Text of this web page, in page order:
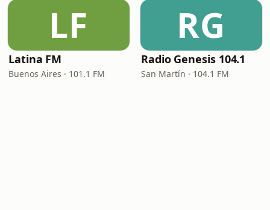
LF
Latina FM
Buenos Aires · 101.1 FM
RG
Radio Genesis 104.1
San Martín · 104.1 FM